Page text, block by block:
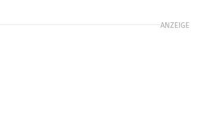
ANZEIGE